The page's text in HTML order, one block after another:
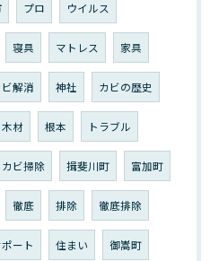
プロ ウイルス
寝具 マトレス 家具
ビ解消 神社 カビの歴史
木材 根本 トラブル
カビ掃除 揖斐川町 富加町
徹底 排除 徹底排除
ート 住まい 御嵩町